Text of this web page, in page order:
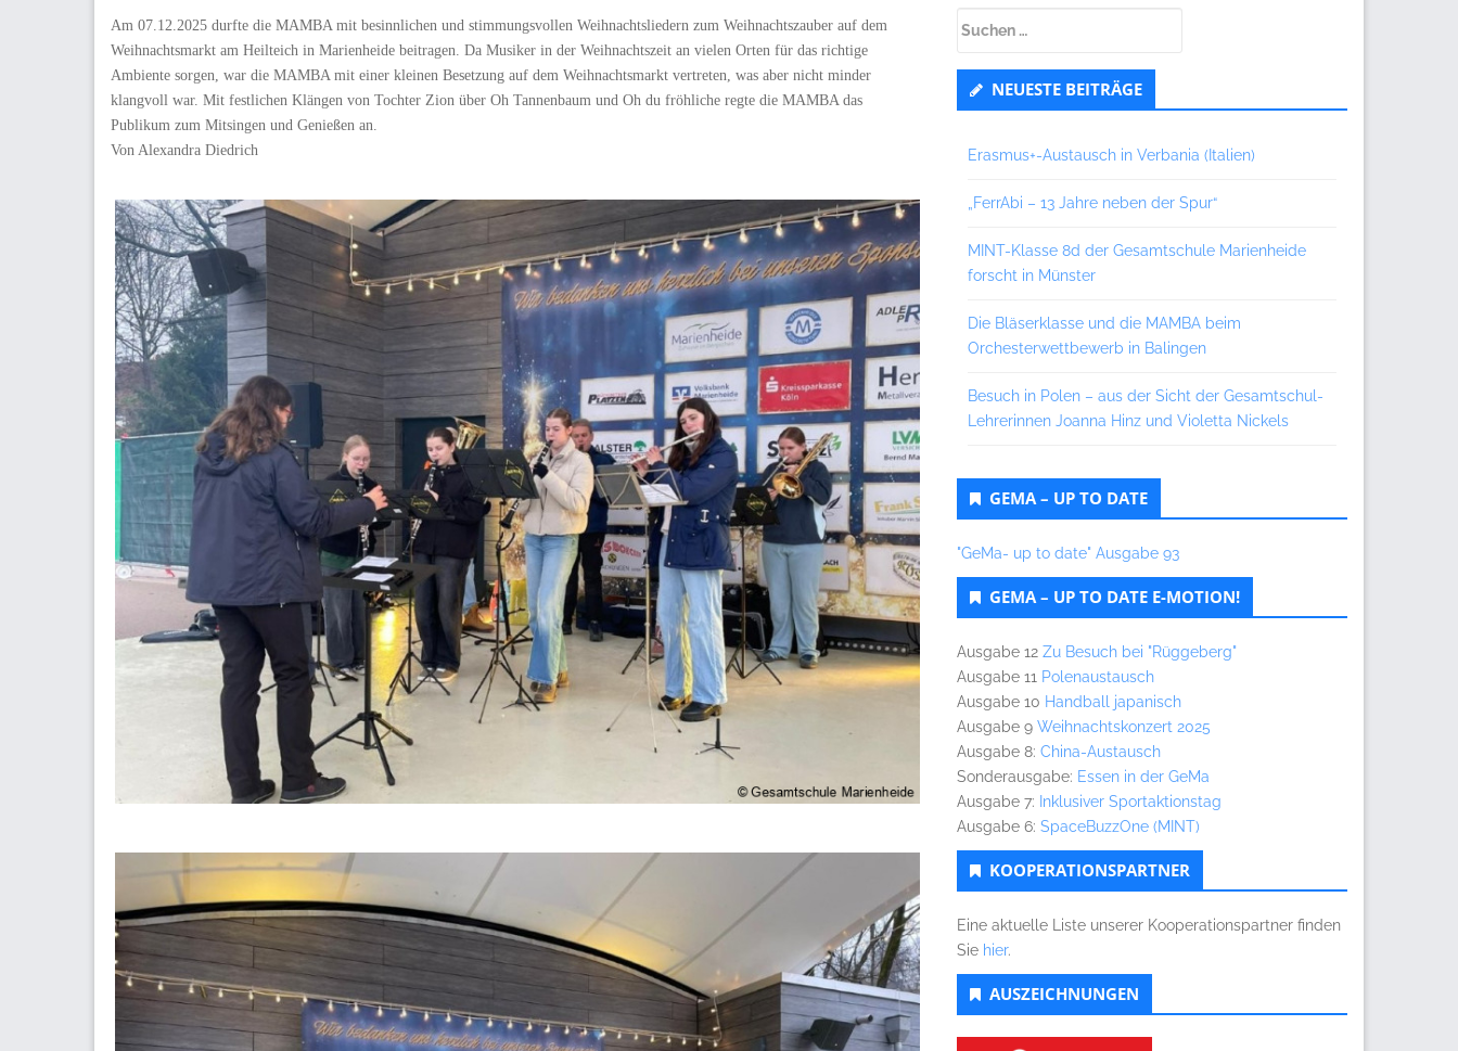
Am 07.12.2025 durfte die MAMBA mit besinnlichen und stimmungsvollen Weihnachtsliedern zum Weihnachtszauber auf dem
Weihnachtsmarkt am Heilteich in Marienheide beitragen. Da Musiker in der Weihnachtszeit an vielen Orten für das richtige
Ambiente sorgen, war die MAMBA mit einer kleinen Besetzung auf dem Weihnachtsmarkt vertreten, was aber nicht minder
klangvoll war. Mit festlichen Klängen von Tochter Zion über Oh Tannenbaum und Oh du fröhliche regte die MAMBA das
Publikum zum Mitsingen und Genießen an.
Von Alexandra Diedrich
NEUESTE BEITRÄGE
Erasmus+-Austausch in Verbania (Italien)
„FerrAbi – 13 Jahre neben der Spur“
MINT-Klasse 8d der Gesamtschule Marienheide
forscht in Münster
Die Bläserklasse und die MAMBA beim
Orchesterwettbewerb in Balingen
Besuch in Polen – aus der Sicht der Gesamtschul-
Lehrerinnen Joanna Hinz und Violetta Nickels
GEMA – UP TO DATE
"GeMa- up to date" Ausgabe 93
GEMA – UP TO DATE E-MOTION!
Ausgabe 12 Zu Besuch bei "Rüggeberg"
Ausgabe 11 Polenaustausch
Ausgabe 10 Handball japanisch
Ausgabe 9 Weihnachtskonzert 2025
Ausgabe 8: China-Austausch
Sonderausgabe: Essen in der GeMa
Ausgabe 7: Inklusiver Sportaktionstag
Ausgabe 6: SpaceBuzzOne (MINT)
KOOPERATIONSPARTNER
Eine aktuelle Liste unserer Kooperationspartner finden
Sie hier.
AUSZEICHNUNGEN